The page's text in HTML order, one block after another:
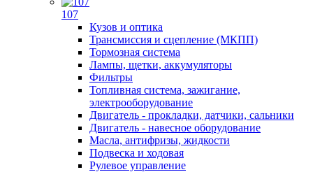
107
Кузов и оптика
Трансмиссия и сцепление (МКПП)
Тормозная система
Лампы, щетки, аккумуляторы
Фильтры
Топливная система, зажигание,
электрооборудование
Двигатель - прокладки, датчики, сальники
Двигатель - навесное оборудование
Масла, антифризы, жидкости
Подвеска и ходовая
Рулевое управление